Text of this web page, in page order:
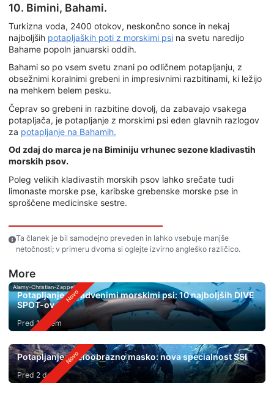
10. Bimini, Bahami.
Turkizna voda, 2400 otokov, neskončno sonce in nekaj
najboljših potapljaških poti z morskimi psi na svetu naredijo
Bahame popoln januarski oddih.
Bahami so po vsem svetu znani po odličnem potapljanju, z
obsežnimi koralnimi grebeni in impresivnimi razbitinami, ki ležijo
na mehkem belem pesku.
Čeprav so grebeni in razbitine dovolj, da zabavajo vsakega
potapljača, je potapljanje z morskimi psi eden glavnih razlogov
za potapljanje na Bahamih.
Od zdaj do marca je na Biminiju vrhunec sezone kladivastih
morskih psov.
Poleg velikih kladivastih morskih psov lahko srečate tudi
limonaste morske pse, karibske grebenske morske pse in
sproščene medicinske sestre.
Ta članek je bil samodejno preveden in lahko vsebuje manjše
netočnosti; v primeru dvoma si oglejte izvirno angleško različico.
More
Alamy-Christian-Zappel
Potapljanje s kladvenimi morskimi psi: 10 najboljših DIVE
SPOT-ov
Pred 1 dnem
Potapljanje s celoobrazno masko: nova specialnost SSI
Pred 2 dnevi